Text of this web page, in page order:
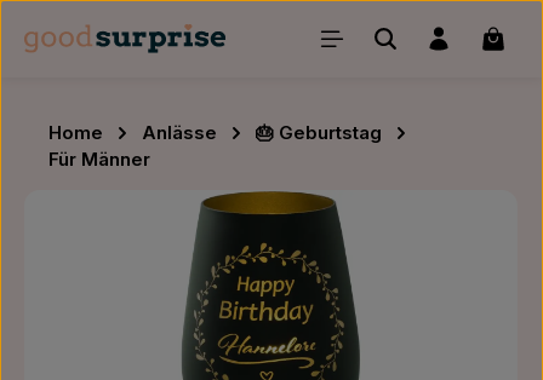
Zum Hauptinhalt springen
Home Anlässe
🎂 Geburtstag
Für Männer
Bildergalerie überspringen